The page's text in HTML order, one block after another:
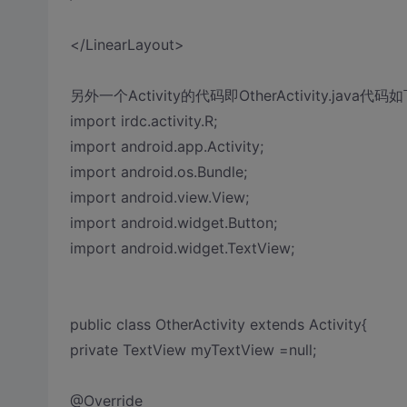
</LinearLayout>
另外一个Activity的代码即OtherActivity.java代码如
import irdc.activity.R;
import android.app.Activity;
import android.os.Bundle;
import android.view.View;
import android.widget.Button;
import android.widget.TextView;
public class OtherActivity extends Activity{
private TextView myTextView =null;
@Override